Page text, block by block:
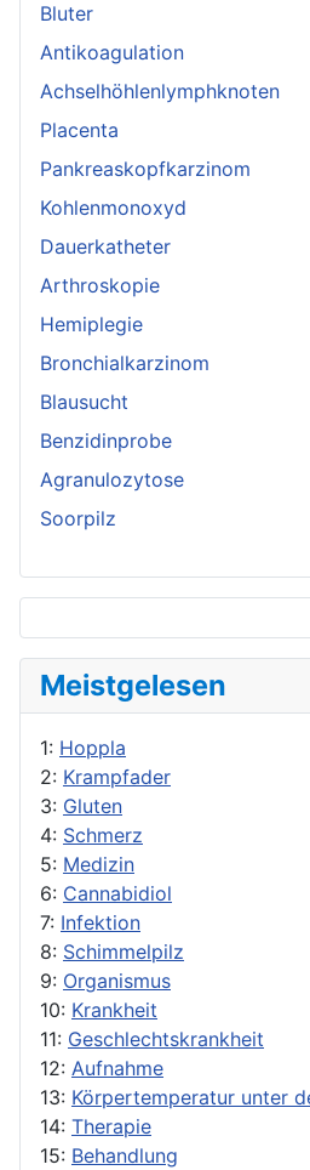
Bluter
Antikoagulation
Achselhöhlenlymphknoten
Placenta
Pankreaskopfkarzinom
Kohlenmonoxyd
Dauerkatheter
Arthroskopie
Hemiplegie
Bronchialkarzinom
Blausucht
Benzidinprobe
Agranulozytose
Soorpilz
Meistgelesen
1: Hoppla
2: Krampfader
3: Gluten
4: Schmerz
5: Medizin
6: Cannabidiol
7: Infektion
8: Schimmelpilz
9: Organismus
10: Krankheit
11: Geschlechtskrankheit
12: Aufnahme
13: Körpertemperatur unter
14: Therapie
15: Behandlung